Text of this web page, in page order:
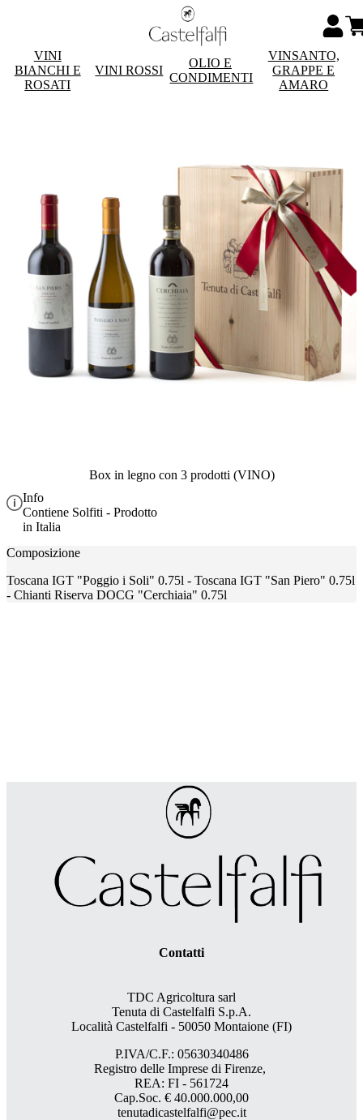
VINI
BIANCHI E
ROSATI
VINI ROSSI
OLIO E
CONDIMENTI
VINSANTO,
GRAPPE E
AMARO
Box in legno con 3 prodotti (VINO)
Info
Contiene Solfiti - Prodotto
in Italia
Composizione
Toscana IGT "Poggio i Soli" 0.75l - Toscana IGT "San Piero" 0.75l
- Chianti Riserva DOCG "Cerchiaia" 0.75l
Contatti
TDC Agricoltura sarl
Tenuta di Castelfalfi S.p.A.
Località Castelfalfi - 50050 Montaione (FI)
P.IVA/C.F.: 05630340486
Registro delle Imprese di Firenze,
REA: FI - 561724
Cap.Soc. € 40.000.000,00
tenutadicastelfalfi@pec.it